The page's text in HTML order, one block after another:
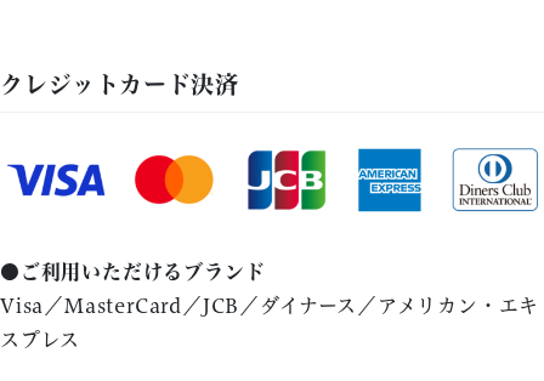
クレジットカード決済
●ご利用いただけるブランド
Visa／MasterCard／JCB／ダイナース／アメリカン・エキ
スプレス